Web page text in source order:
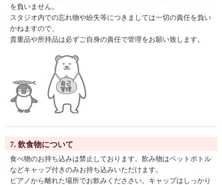
を負いません。
スタジオ内での忘れ物や紛失等につきましては一切の責任を負い
かねますので、
貴重品や所持品は必ずご自身の責任で管理をお願い致します。
7. 飲食物について
食べ物のお持ち込みは禁止しております。飲み物はペットボトル
などキャップ付きのみお持ち込みいただけます。
ピアノから離れた場所でお飲みくだささい。キャップはしっかり